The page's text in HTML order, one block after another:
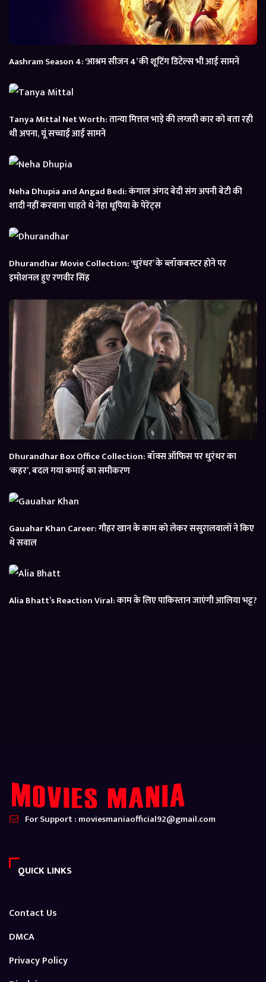
Aashram Season 4: ‘आश्रम सीजन 4’ की शूटिंग डिटेल्स भी आई सामने
Tanya Mittal Net Worth: तान्या मित्तल भाड़े की लग्जरी कार को बता रही
थी अपना, यूं सच्चाई आई सामने
Neha Dhupia and Angad Bedi: कंगाल अंगद बेदी संग अपनी बेटी की
शादी नहीं करवाना चाहते थे नेहा धूपिया के पेरेंट्स
Dhurandhar Movie Collection: ‘धुरंधर’ के ब्लॉकबस्टर होने पर
इमोशनल हुए रणवीर सिंह
Dhurandhar Box Office Collection: बॉक्स ऑफिस पर धुरंधर का
‘कहर’, बदल गया कमाई का समीकरण
Gauahar Khan Career: गौहर खान के काम को लेकर ससुरालवालों ने किए
थे सवाल
Alia Bhatt’s Reaction Viral: काम के लिए पाकिस्तान जाएंगी आलिया भट्ट?
For Support : moviesmaniaofficial92@gmail.com
QUICK LINKS
Contact Us
DMCA
Privacy Policy